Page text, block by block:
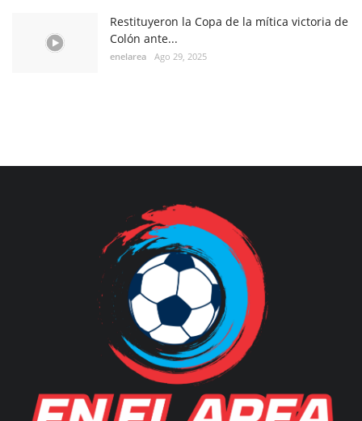
Restituyeron la Copa de la mítica victoria de
Colón ante...
enelarea Ago 29, 2025